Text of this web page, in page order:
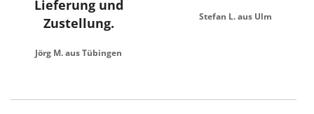
Lieferung und
Zustellung.
Jörg M. aus Tübingen
Stefan L. aus Ulm